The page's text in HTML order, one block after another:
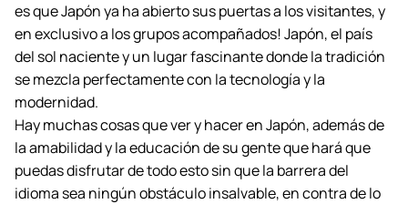
es que Japón ya ha abierto sus puertas a los visitantes, y
en exclusivo a los grupos acompañados! Japón, el país
del sol naciente y un lugar fascinante donde la tradición
se mezcla perfectamente con la tecnología y la
modernidad.
Hay muchas cosas que ver y hacer en Japón, además de
la amabilidad y la educación de su gente que hará que
puedas disfrutar de todo esto sin que la barrera del
idioma sea ningún obstáculo insalvable, en contra de lo